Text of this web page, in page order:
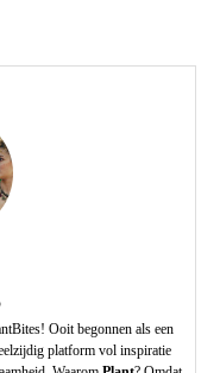
Ooit begonnen als een
platform vol inspiratie